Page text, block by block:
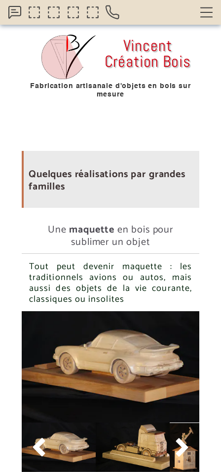
Vincent
Création Bois
Fabrication artisanale d'objets en bois sur
mesure
Quelques réalisations par grandes
familles
Une maquette en bois pour
sublimer un objet
Tout peut devenir maquette : les
traditionnels avions ou autos, mais
aussi des objets de la vie courante,
classiques ou insolites
 